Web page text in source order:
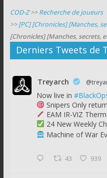
COD-Z>>Recherche de joueurs
>>[PC] [Chronicles] [Manches,
[Chronicles] [Manches, secrets,
Derniers Tweets de
Treyarch
Now live in
Snipers Only
EAM IR-VIZ
24 New Weekly
Machine of War
43 939